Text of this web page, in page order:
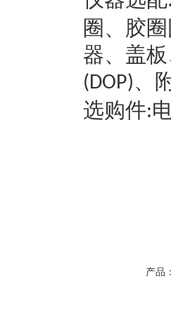
圈、胶
器、盖
(DOP)、
选购件:
产品